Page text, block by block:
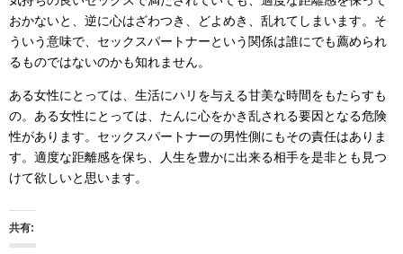
おかないと、逆に心はざわつき、どよめき、乱れてしまいます。そ
ういう意味で、セックスパートナーという関係は誰にでも薦められ
るものではないのかも知れません。
ある女性にとっては、生活にハリを与える甘美な時間をもたらすも
の。ある女性にとっては、たんに心をかき乱される要因となる危険
性があります。セックスパートナーの男性側にもその責任はありま
す。適度な距離感を保ち、人生を豊かに出来る相手を是非とも見つ
けて欲しいと思います。
共有: